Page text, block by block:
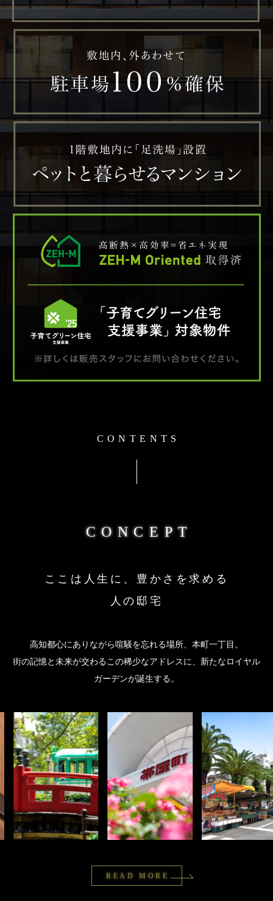
CONTENTS
CONCEPT
ここは人生に、豊かさを求める
人の邸宅
高知都心にありながら喧騒を忘れる場所、本町一丁目。
街の記憶と未来が交わるこの稀少なアドレスに、新たなロイヤル
ガーデンが誕生する。
READ MORE